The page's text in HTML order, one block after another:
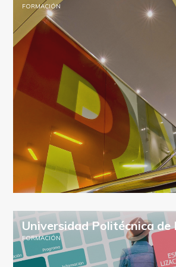
FORMACIÓN
Universidad Politécnica de
FORMACIÓN